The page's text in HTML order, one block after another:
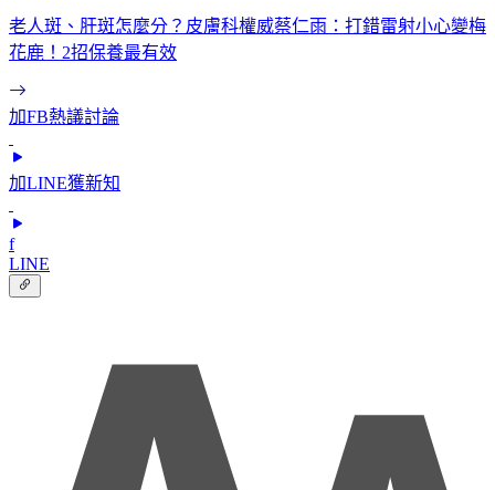
老人斑、肝斑怎麼分？皮膚科權威蔡仁雨：打錯雷射小心變梅
花鹿！2招保養最有效
加FB熱議討論
加LINE獲新知
f
LINE